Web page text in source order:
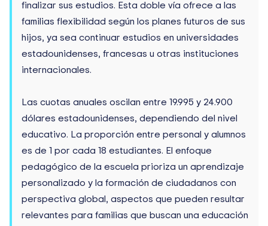
finalizar sus estudios. Esta doble vía ofrece a las
familias flexibilidad según los planes futuros de sus
hijos, ya sea continuar estudios en universidades
estadounidenses, francesas u otras instituciones
internacionales.
Las cuotas anuales oscilan entre 19.995 y 24.900
dólares estadounidenses, dependiendo del nivel
educativo. La proporción entre personal y alumnos
es de 1 por cada 18 estudiantes. El enfoque
pedagógico de la escuela prioriza un aprendizaje
personalizado y la formación de ciudadanos con
perspectiva global, aspectos que pueden resultar
relevantes para familias que buscan una educación